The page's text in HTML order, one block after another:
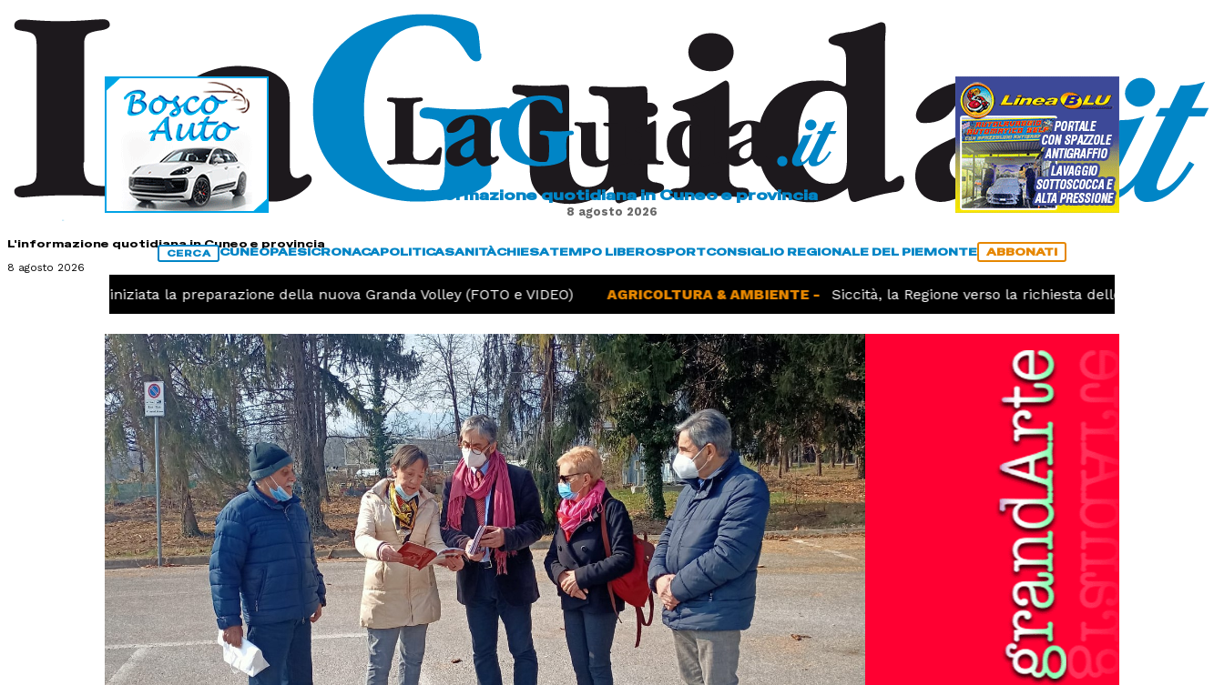
L'informazione quotidiana in Cuneo e provincia
8 agosto 2026
L'informazione quotidiana in Cuneo e provincia
8 agosto 2026
CERCA CUNEOPAESICRONACAPOLITICASANITÀCHIESATEMPO LIBEROSPORTCONSIGLIO REGIONALE DEL PIEMONTE ABBONATI
Pallavolo, iniziata la preparazione della nuova Granda Volley (FOTO e VIDEO) AGRICOLTURA & AMBIENTE - Siccità, la Regione verso la richiesta dello stato di